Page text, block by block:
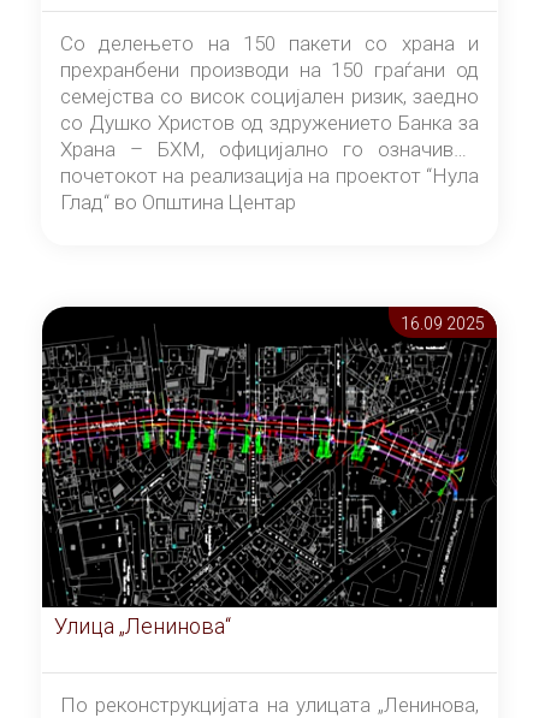
Со делењето на 150 пакети со храна и
прехранбени производи на 150 граѓани од
семејства со висок социјален ризик, заедно
со Душко Христов од здружението Банка за
Храна – БХМ, официјално го означивме
почетокот на реализација на проектот “Нула
Глад“ во Општина Центар
16.09 2025
Улица „Ленинова“
По реконструкцијата на улицата „Ленинова,